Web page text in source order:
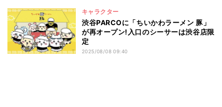
キャラクター
渋谷PARCOに「ちいかわラーメン 豚」
が再オープン!入口のシーサーは渋谷店限
定
2025/08/08 09:40